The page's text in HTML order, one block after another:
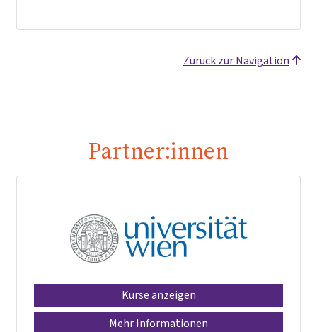
Zurück zur Navigation
Partner:innen
Kurse anzeigen
Mehr Informationen